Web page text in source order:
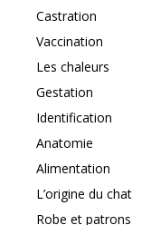
Castration
Vaccination
Les chaleurs
Gestation
Identification
Anatomie
Alimentation
L’origine du chat
Robe et patrons